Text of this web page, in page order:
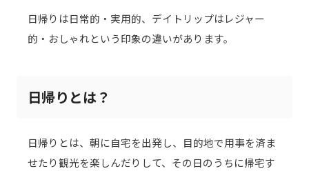
日帰りは日常的・実用的、デイトリップはレジャー
的・おしゃれという印象の違いがあります。
日帰りとは？
日帰りとは、朝に自宅を出発し、目的地で用事を済ま
せたり観光を楽しんだりして、その日のうちに帰宅す